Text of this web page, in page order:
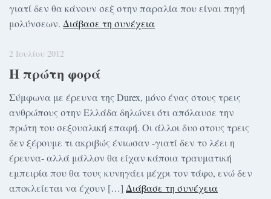
γιατί δεν θα κάνουν σεξ στην παραλία που είναι πηγή
μολύνσεων. Διάβασε τη συνέχεια
2 Ιουλίου 2012
Η πρώτη φορά
Σύμφωνα με έρευνα της Durex, μόνο ένας στους τρεις
ανθρώπους στην Ελλάδα δηλώνει ότι απόλαυσε την
πρώτη του σεξουαλική επαφή. Οι άλλοι δυο στους τρεις
δεν ξέρουμε τι ακριβώς ένιωσαν -γιατί δεν το λέει η
έρευνα- αλλά μάλλον θα είχαν κάποια τραυματική
εμπειρία που θα τους κυνηγάει μέχρι τον τάφο, ενώ δεν
αποκλείεται να έχουν […] Διάβασε τη συνέχεια